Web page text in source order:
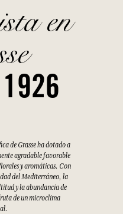
en
1926
de Grasse ha dotado a
agradable favorable
y aromáticas. Con
del Mediterráneo, la
y la abundancia de
de un microclima